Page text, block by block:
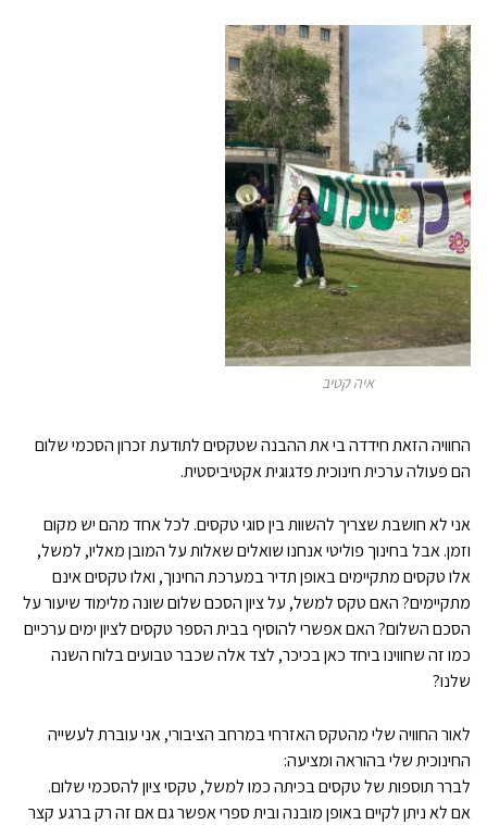
איה קטיב
החוויה הזאת חידדה בי את ההבנה שטקסים לתודעת זכרון הסכמי שלום
הם פעולה ערכית חינוכית פדגוגית אקטיביסטית.
אני לא חושבת שצריך להשוות בין סוגי טקסים. לכל אחד מהם יש מקום
וזמן. אבל בחינוך פוליטי אנחנו שואלים שאלות על המובן מאליו, למשל,
אלו טקסים מתקיימים באופן תדיר במערכת החינוך, ואלו טקסים אינם
מתקיימים? האם טקס למשל, על ציון הסכם שלום שונה מלימוד שיעור על
הסכם השלום? האם אפשרי להוסיף בבית הספר טקסים לציון ימים ערכיים
כמו זה שחווינו ביחד כאן בכיכר, לצד אלה שכבר טבועים בלוח השנה
שלנו?
לאור החוויה שלי מהטקס האזרחי במרחב הציבורי, אני עוברת לעשייה
החינוכית שלי בהוראה ומציעה:
לברר תוספות של טקסים בכיתה כמו למשל, טקסי ציון להסכמי שלום.
אם לא ניתן לקיים באופן מובנה ובית ספרי אפשר גם אם זה רק ברגע קצר